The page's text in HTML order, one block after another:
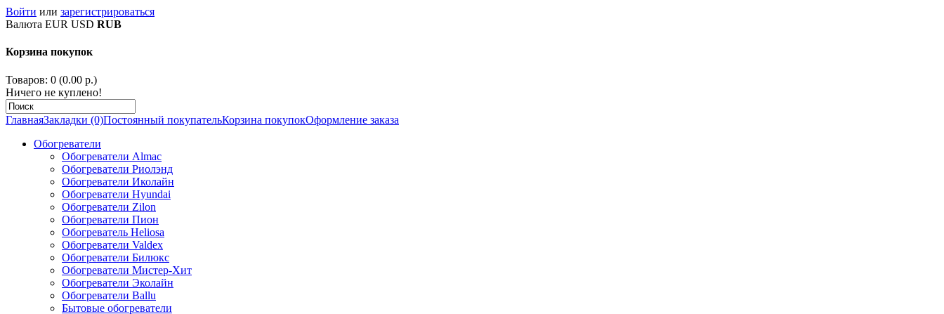
Войти или зарегистрироваться
Валюта EUR USD RUB
Корзина покупок
Товаров: 0 (0.00 р.)
Ничего не куплено!
ГлавнаяЗакладки (0)Постоянный покупательКорзина покупокОформление заказа
Обогреватели
Обогреватели Almac
Обогреватели Риолэнд
Обогреватели Иколайн
Обогреватели Hyundai
Обогреватели Zilon
Обогреватели Пион
Обогреватель Heliosa
Обогреватели Valdex
Обогреватели Билюкс
Обогреватели Мистер-Хит
Обогреватели Эколайн
Обогреватели Ballu
Бытовые обогреватели